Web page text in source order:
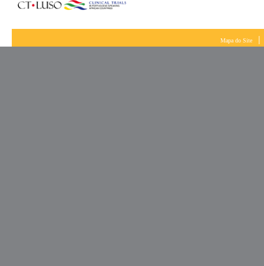
Mapa do Site |